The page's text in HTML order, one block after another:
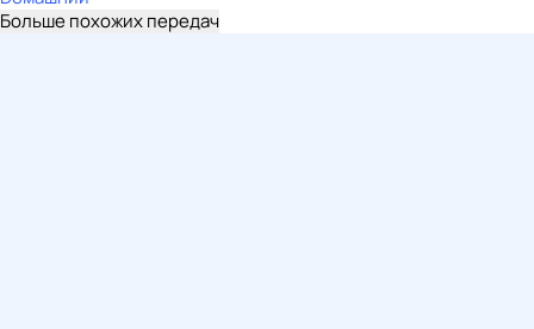
Больше похожих передач